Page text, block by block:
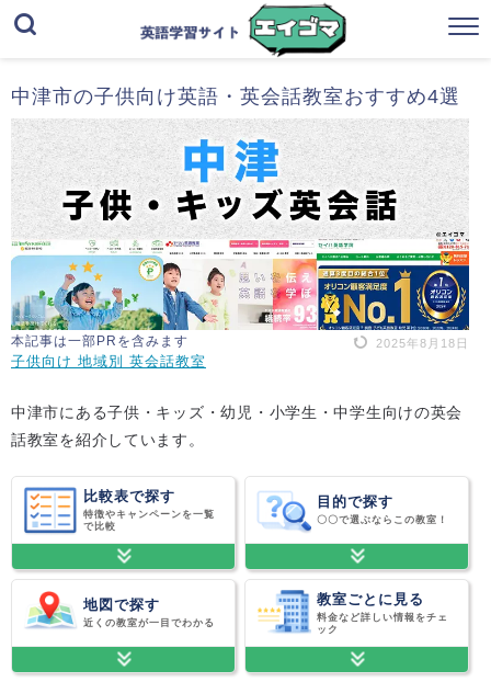
中津市の子供向け英語・英会話教室おすすめ4選
本記事は一部PRを含みます 2025年8月18日
子供向け 地域別 英会話教室
中津市にある子供・キッズ・幼児・小学生・中学生向けの英会
話教室を紹介しています。
比較表で探す
特徴やキャンペーンを一覧
で比較
目的で探す
〇〇で選ぶならこの教室！
地図で探す
近くの教室が一目でわかる
教室ごとに見る
料金など詳しい情報をチェ
ック